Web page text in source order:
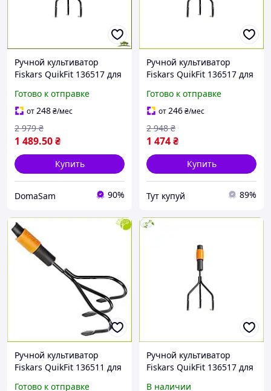
Ручной культиватор
Fiskars QuikFit 136517 для
почвы в вашем саду
Готово к отправке
от248₴/мес
1 489.50₴
2 979 ₴
Купить
DomaSam 90%
Ручной культиватор
Fiskars QuikFit 136517 для
почвы в саду и огороде
Готово к отправке
от246₴/мес
1 474₴
2 948 ₴
Купить
Тут купуй 89%
Ручной культиватор
Fiskars QuikFit 136511 для
Готово к отправке
Ручной культиватор
Fiskars QuikFit 136517 для
В наличии